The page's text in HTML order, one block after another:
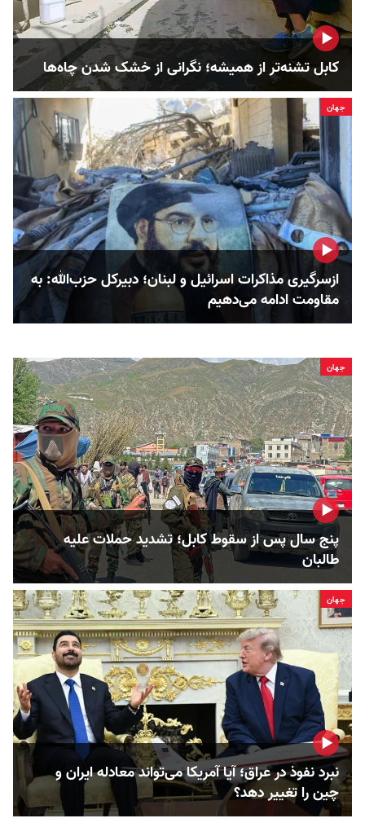
کابل تشنه‌تر از همیشه؛ نگرانی از خشک‌ شدن چاه‌ها
جهان
ازسرگیری مذاکرات اسرائیل و لبنان؛ دبیرکل حزب‌الله: به
مقاومت ادامه می‌دهیم
جهان
پنج سال پس از سقوط کابل؛ تشدید حملات علیه
طالبان
جهان
نبرد نفوذ در عراق؛ آیا آمریکا می‌تواند معادله ایران و
چین را تغییر دهد؟